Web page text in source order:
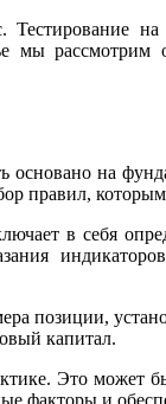
на
рассмотрим
на
правил,
в себя
позиции,
капитал.
Это
факторы и